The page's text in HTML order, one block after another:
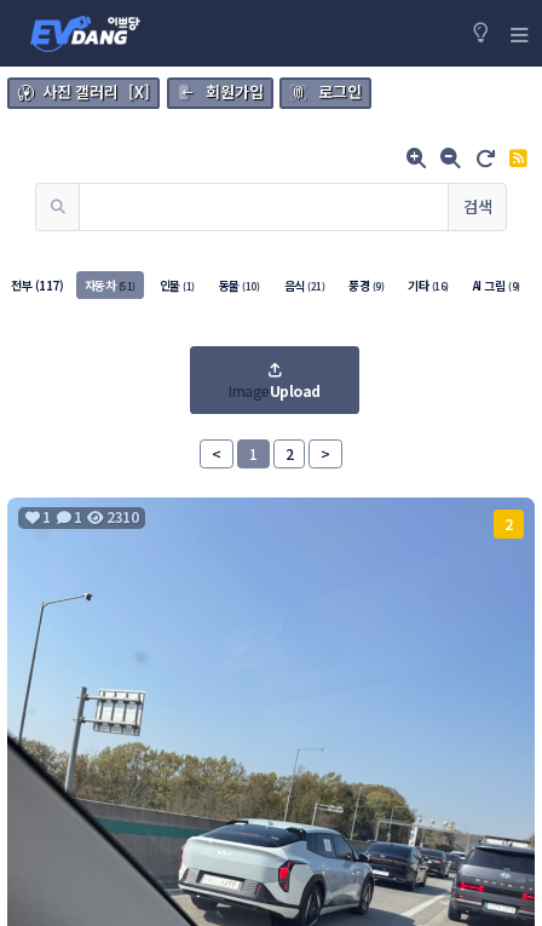
사진 갤러리 [X] 회원가입 로그인
검색
전부(117) 자동차(51) 인물(1) 동물(10) 음식(21) 풍경 (9) 기타(16) AI 그림(9)
ImageUpload
< 1 2 >
2
1 1 2310